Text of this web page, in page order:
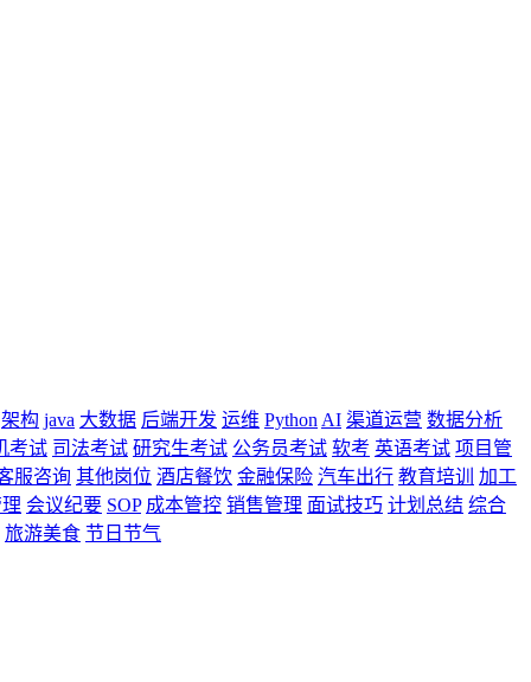
架构 java 大数据 后端开发 运维 Python AI 渠道运营 数据分析
考试 司法考试 研究生考试 公务员考试 软考 英语考试 项目管
服咨询 其他岗位 酒店餐饮 金融保险 汽车出行 教育培训
加工
会议纪要 SOP 成本管控 销售管理 面试技巧 计划总结 综合
旅游美食 节日节气